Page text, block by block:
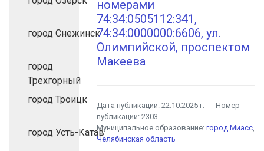
город Снежинск
город
Трехгорный
город Троицк
город Усть-Катав
номерами
74:34:0505112:341,
74:34:0000000:6606, ул.
Олимпийской, проспектом
Макеева
Дата публикации:22.10.2025 г.
Номер
публикации:2303
Муниципальное образование:город Миасс,
Челябинская область